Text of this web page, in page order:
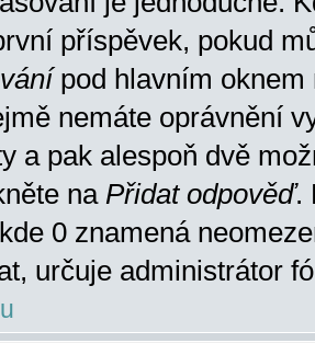
příspěvek, pokud
pod hlavním oknem
nemáte oprávnění
a pak alespoň dvě
na Přidat odpověď.
0 znamená
určuje administrátor